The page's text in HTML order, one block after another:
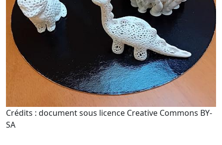
Crédits : document sous licence Creative Commons BY-
SA